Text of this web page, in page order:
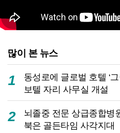
많이 본 뉴스
1
동성로에 글로벌 호텔 ‘
보텔 자리 사무실 개설
2
뇌졸중 전문 상급종합
북은 골든타임 사각지대